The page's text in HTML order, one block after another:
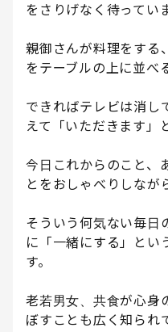
をさりげなく待ってい
親御さんが料理をする
をテーブルの上に並べ
できればテレビは消し
えて「いただきます」
今日これからのこと、
とをおしゃべりしなが
そういう何気ない毎日
に「一緒にする」とい
す。
老若男女、共食が心身
ぼすことも広く知られ